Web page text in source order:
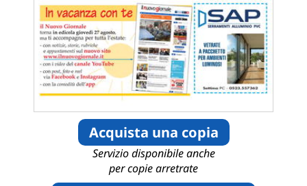
Acquista una copia
Servizio disponibile anche
per copie arretrate